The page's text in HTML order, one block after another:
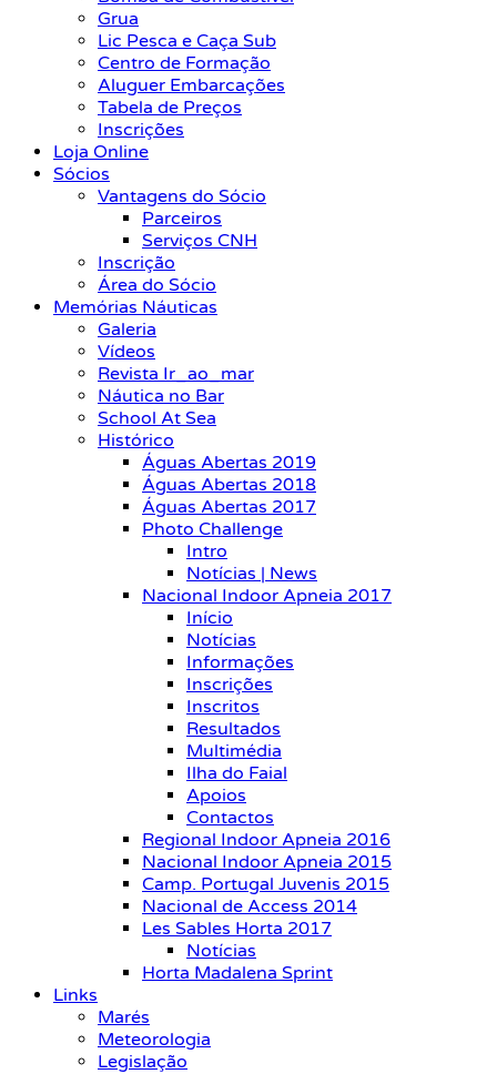
Grua
Lic Pesca e Caça Sub
Centro de Formação
Aluguer Embarcações
Tabela de Preços
Inscrições
Loja Online
Sócios
Vantagens do Sócio
Parceiros
Serviços CNH
Inscrição
Área do Sócio
Memórias Náuticas
Galeria
Vídeos
Revista Ir_ao_mar
Náutica no Bar
School At Sea
Histórico
Águas Abertas 2019
Águas Abertas 2018
Águas Abertas 2017
Photo Challenge
Intro
Notícias | News
Nacional Indoor Apneia 2017
Início
Notícias
Informações
Inscrições
Inscritos
Resultados
Multimédia
Ilha do Faial
Apoios
Contactos
Regional Indoor Apneia 2016
Nacional Indoor Apneia 2015
Camp. Portugal Juvenis 2015
Nacional de Access 2014
Les Sables Horta 2017
Notícias
Horta Madalena Sprint
Links
Marés
Meteorologia
Legislação